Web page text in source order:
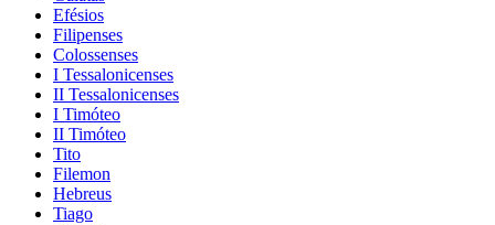
Efésios
Filipenses
Colossenses
I Tessalonicenses
II Tessalonicenses
I Timóteo
II Timóteo
Tito
Filemon
Hebreus
Tiago